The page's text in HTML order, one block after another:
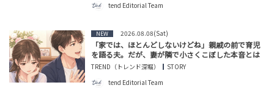
tend Editorial Team
NEW 2026.08.08(Sat)
「家では、ほとんどしないけどね」親戚の前で育児
を語る夫。だが、妻が隣で小さくこぼした本音とは
TREND（トレンド深堀）
STORY
tend Editorial Team